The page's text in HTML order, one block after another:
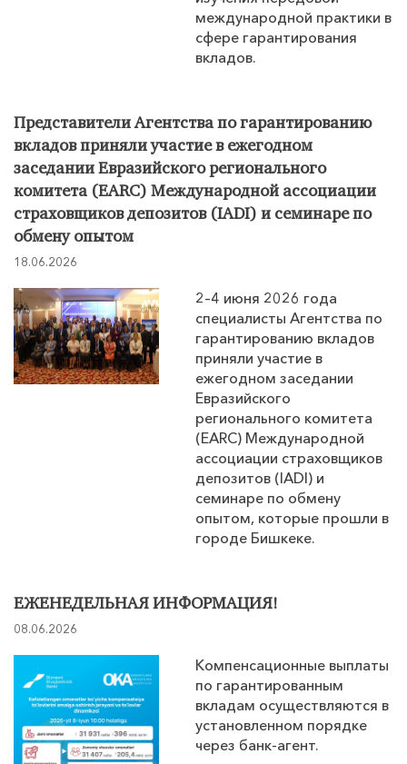
международной практики в
сфере гарантирования
вкладов.
Представители Агентства по гарантированию
вкладов приняли участие в ежегодном
заседании Евразийского регионального
комитета (EARC) Международной ассоциации
страховщиков депозитов (IADI) и семинаре по
обмену опытом
18.06.2026
2–4 июня 2026 года
специалисты Агентства по
гарантированию вкладов
приняли участие в
ежегодном заседании
Евразийского
регионального комитета
(EARC) Международной
ассоциации страховщиков
депозитов (IADI) и
семинаре по обмену
опытом, которые прошли в
городе Бишкеке.
ЕЖЕНЕДЕЛЬНАЯ ИНФОРМАЦИЯ!
08.06.2026
Компенсационные выплаты
по гарантированным
вкладам осуществляются в
установленном порядке
через банк-агент.